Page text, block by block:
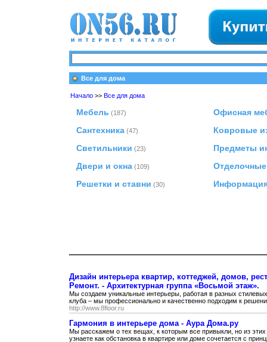
Все для дома
Начало >> Все для дома
Мебель (187)
Офисная
Сантехника (47)
Ковровые
Светильники (23)
Предметы
Двери и окна (109)
Решетки и ставни (30)
Дизайн интерьера квартир, коттеджей, домов,
Ремонт. - Архитектурная группа «Восьмой этаж».
Мы создаем уникальные интерьеры, работая в разных
клуба – мы профессионально и качественно подходим к
http://www.8floor.ru
Гармония в интерьере дома - Аура Дома.ру
Мы расскажем о тех вещах, к которым все привыкли, но из
узнаете как обстановка в квартире или доме сочетается с